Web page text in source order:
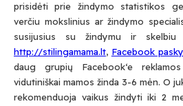
prisidėti prie žindymo statistikos
verčiu mokslinius ar žindymo
susijusius su žindymu ir skelbiu
http://stilingamama.lt, Facebook
daug grupių Facebook‘e
vidutiniškai mamos žinda 3-6 mėn. O
rekomenduoja vaikus žindyti iki 2